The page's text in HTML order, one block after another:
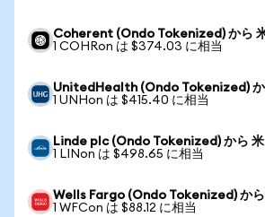
Coherent (Ondo Tokenized) から
1 COHRon は $374.03 に相当
UnitedHealth (Ondo Tokenized) か
1 UNHon は $415.40 に相当
Linde plc (Ondo Tokenized) から
1 LINon は $498.65 に相当
Wells Fargo (Ondo Tokenized) から
1 WFCon は $88.12 に相当